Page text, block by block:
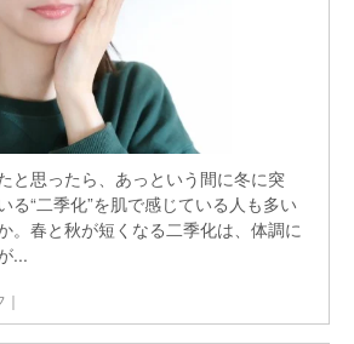
と思ったら、あっという間に冬に突
る“二季化”を肌で感じている人も多い
。春と秋が短くなる二季化は、体調に
...